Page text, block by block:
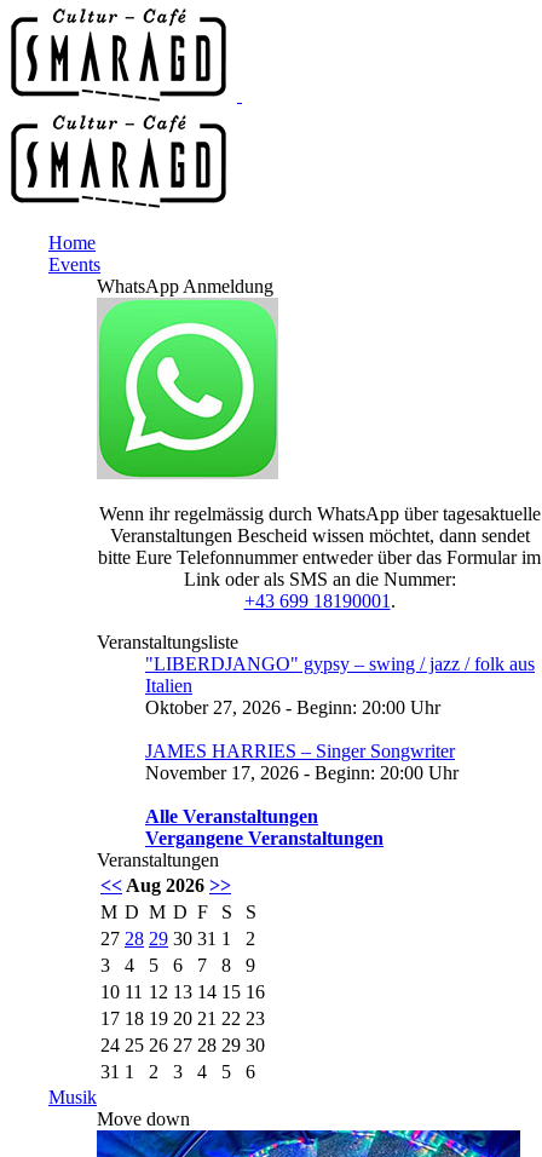
Home
Events
WhatsApp Anmeldung
Wenn ihr regelmässig durch WhatsApp über tagesaktuelle
Veranstaltungen Bescheid wissen möchtet, dann sendet
bitte Eure Telefonnummer entweder über das Formular im
Link oder als SMS an die Nummer:
+43 699 18190001 .
Veranstaltungsliste
"LIBERDJANGO" gypsy – swing / jazz / folk aus
Italien
Oktober 27, 2026 - Beginn: 20:00 Uhr
JAMES HARRIES – Singer Songwriter
November 17, 2026 - Beginn: 20:00 Uhr
Alle Veranstaltungen
Vergangene Veranstaltungen
Veranstaltungen
<< Aug 2026 >>
M D M D F S
S
27 28 29 30 31 1
2
3
4 5 6 7 8
9
10 11 12 13 14 15 16
17 18 19 20 21 22 23
24 25 26 27 28 29 30
31 1 2 3 4 5
6
Musik
Move down